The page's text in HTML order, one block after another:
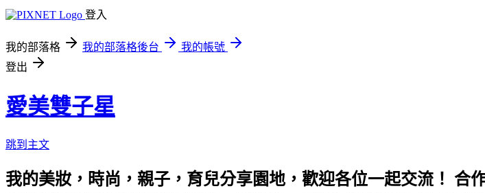
登入
我的部落格 我的部落格後台
我的帳號
登出
愛美雙子星
跳到主文
我的美妝，時尚，親子，育兒分享園地，歡迎各位一起交流！ 合